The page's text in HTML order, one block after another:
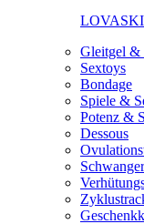
Gleitgel &
Sextoys
Bondage
Spiele &
Potenz &
Dessous